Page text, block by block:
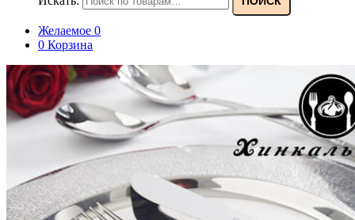
Желаемое 0
0 Корзина